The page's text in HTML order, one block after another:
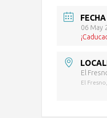
FECHA
06 May
El
El